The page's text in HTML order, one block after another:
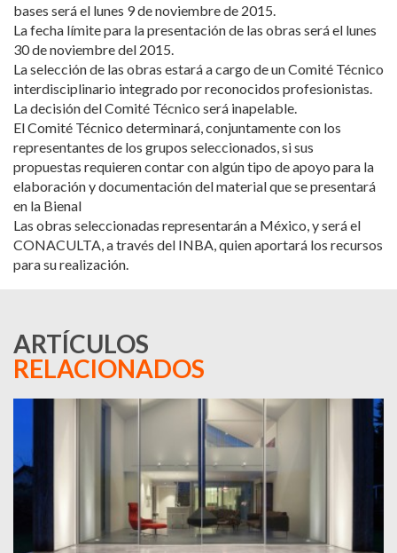
bases será el lunes 9 de noviembre de 2015.
La fecha límite para la presentación de las obras será el lunes
30 de noviembre del 2015.
La selección de las obras estará a cargo de un Comité Técnico
interdisciplinario integrado por reconocidos profesionistas.
La decisión del Comité Técnico será inapelable.
El Comité Técnico determinará, conjuntamente con los
representantes de los grupos seleccionados, si sus
propuestas requieren contar con algún tipo de apoyo para la
elaboración y documentación del material que se presentará
en la Bienal
Las obras seleccionadas representarán a México, y será el
CONACULTA, a través del INBA, quien aportará los recursos
para su realización.
ARTÍCULOS
RELACIONADOS